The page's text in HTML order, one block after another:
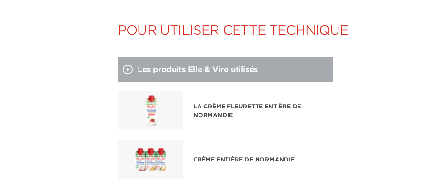
POUR UTILISER CETTE TECHNIQUE
Les produits Elle & Vire utilisés
LA CRÈME FLEURETTE ENTIÈRE DE
NORMANDIE
CRÈME ENTIÈRE DE NORMANDIE